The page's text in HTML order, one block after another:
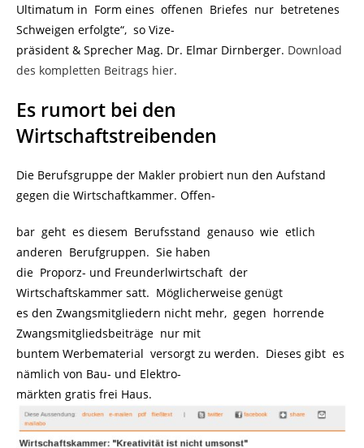
Ultimatum in Form eines offenen Briefes nur betretenes
Schweigen erfolgte“, so Vize-
präsident & Sprecher Mag. Dr. Elmar Dirnberger. Download
des kompletten Beitrags hier.
Es rumort bei den
Wirtschaftstreibenden
Die Berufsgruppe der Makler probiert nun den Aufstand
gegen die Wirtschaftkammer. Offen-
bar geht es diesem Berufsstand genauso wie etlich
anderen Berufgruppen. Sie haben
die Proporz- und Freunderlwirtschaft der
Wirtschaftskammer satt. Möglicherweise genügt
es den Zwangsmitgliedern nicht mehr, gegen horrende
Zwangsmitgliedsbeiträge nur mit
buntem Werbematerial versorgt zu werden. Dieses gibt es
nämlich von Bau- und Elektro-
märkten gratis frei Haus.